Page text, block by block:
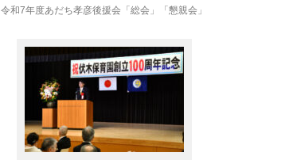
令和7年度あだち孝彦後援会「総会」「懇親会」